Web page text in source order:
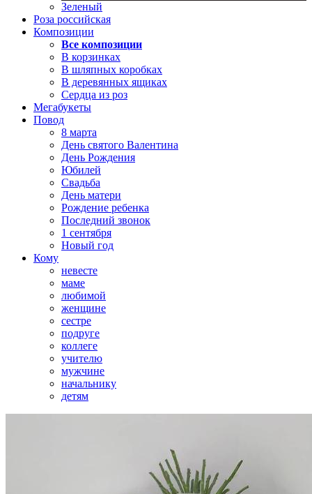
Зеленый
Роза российская
Композиции
Все композиции
В корзинках
В шляпных коробках
В деревянных ящиках
Сердца из роз
Мегабукеты
Повод
8 марта
День святого Валентина
День Рождения
Юбилей
Свадьба
День матери
Рождение ребенка
Последний звонок
1 сентября
Новый год
Кому
невесте
маме
любимой
женщине
сестре
подруге
коллеге
учителю
мужчине
начальнику
детям